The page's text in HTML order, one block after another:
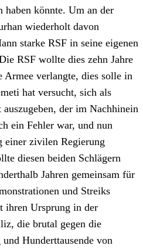
haben könnte. Um an der
wiederholt davon
starke RSF in seine eigenen
RSF wollte dies zehn Jahre
Armee verlangte, dies solle in
hat versucht, sich als
der im Nachhinein
ein Fehler war, und nun
einer zivilen Regierung
diesen beiden Schlägern
Jahren gemeinsam für
und Streiks
ihren Ursprung in der
die brutal gegen die
Hunderttausende von